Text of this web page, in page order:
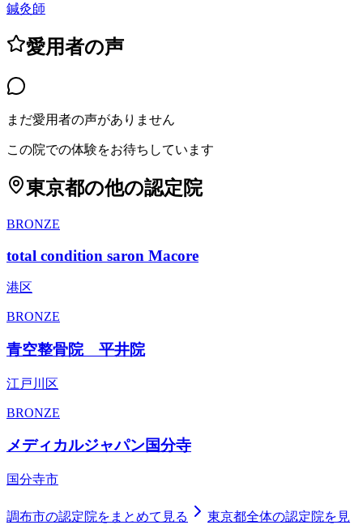
鍼灸師
愛用者の声
まだ愛用者の声がありません
この院での体験をお待ちしています
東京都の他の認定院
BRONZE
total condition saron Macore
港区
BRONZE
青空整骨院 平井院
江戸川区
BRONZE
メディカルジャパン国分寺
国分寺市
調布市の認定院をまとめて見る 東京都全体の認定院を見